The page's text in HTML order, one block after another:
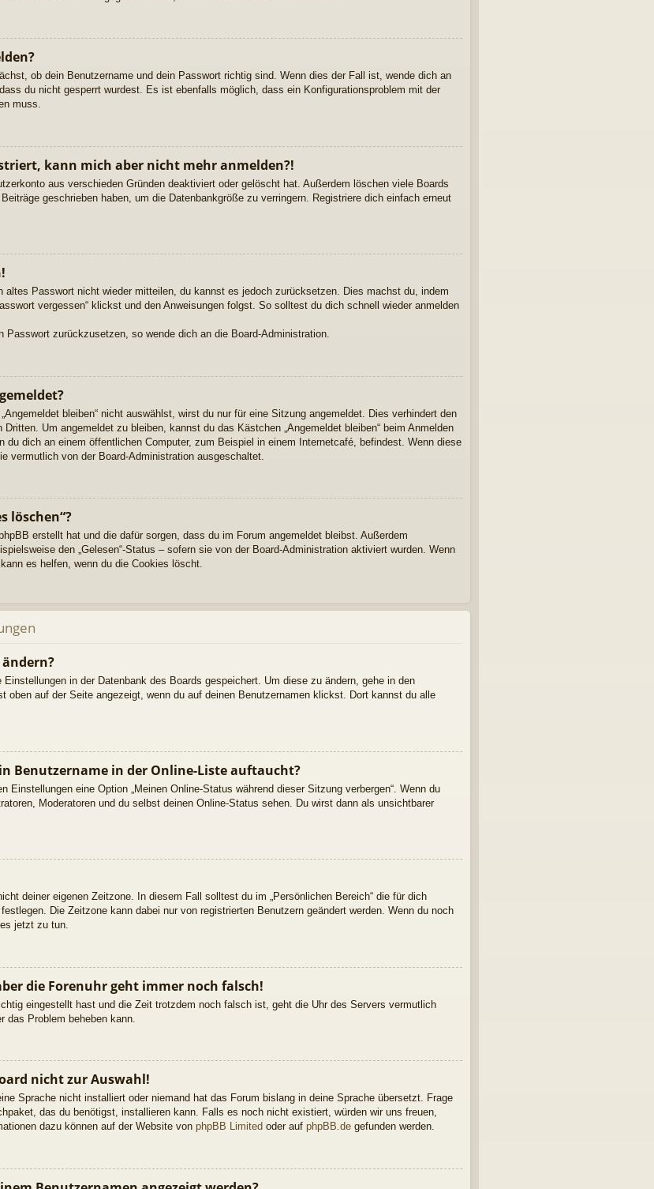
ob dein Benutzername und dein Passwort richtig sind. Wenn dies der Fall ist, wende dich an
du nicht gesperrt wurdest. Es ist ebenfalls möglich, dass ein Konfigurationsproblem mit der
muss.
kann mich aber nicht mehr anmelden?!
aus verschieden Gründen deaktiviert oder gelöscht hat. Außerdem löschen viele Boards
geschrieben haben, um die Datenbankgröße zu verringern. Registriere dich einfach erneut
altes Passwort nicht wieder mitteilen, du kannst es jedoch zurücksetzen. Dies machst du, indem
vergessen“ klickst und den Anweisungen folgst. So solltest du dich schnell wieder anmelden
zurückzusetzen, so wende dich an die Board-Administration.
bleiben“ nicht auswählst, wirst du nur für eine Sitzung angemeldet. Dies verhindert den
Um angemeldet zu bleiben, kannst du das Kästchen „Angemeldet bleiben“ beim Anmelden
du dich an einem öffentlichen Computer, zum Beispiel in einem Internetcafé, befindest. Wenn diese
vermutlich von der Board-Administration ausgeschaltet.
löschen“?
erstellt hat und die dafür sorgen, dass du im Forum angemeldet bleibst. Außerdem
den „Gelesen“-Status – sofern sie von der Board-Administration aktiviert wurden. Wenn
es helfen, wenn du die Cookies löscht.
in der Datenbank des Boards gespeichert. Um diese zu ändern, gehe in den
oben auf der Seite angezeigt, wenn du auf deinen Benutzernamen klickst. Dort kannst du alle
Benutzername in der Online-Liste auftaucht?
Einstellungen eine Option „Meinen Online-Status während dieser Sitzung verbergen“. Wenn du
Moderatoren und du selbst deinen Online-Status sehen. Du wirst dann als unsichtbarer
deiner eigenen Zeitzone. In diesem Fall solltest du im „Persönlichen Bereich“ die für dich
Die Zeitzone kann dabei nur von registrierten Benutzern geändert werden. Wenn du noch
jetzt zu tun.
die Forenuhr geht immer noch falsch!
eingestellt hast und die Zeit trotzdem noch falsch ist, geht die Uhr des Servers vermutlich
das Problem beheben kann.
nicht zur Auswahl!
Sprache nicht installiert oder niemand hat das Forum bislang in deine Sprache übersetzt. Frage
das du benötigst, installieren kann. Falls es noch nicht existiert, würden wir uns freuen,
dazu können auf der Website von phpBB Limited oder auf phpBB.de gefunden werden.